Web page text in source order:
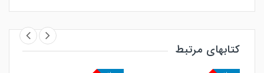
کتابهای مرتبط